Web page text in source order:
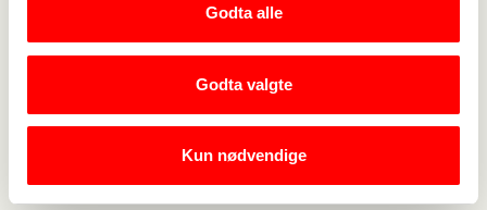
Godta alle
Godta valgte
Kun nødvendige
For tillitsvalgte
Om Fagforbundet ->
Rettigheter i arbeidslivet ->